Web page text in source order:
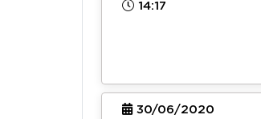
14:17
30/06/2020